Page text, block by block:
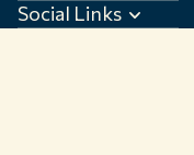
Social Links